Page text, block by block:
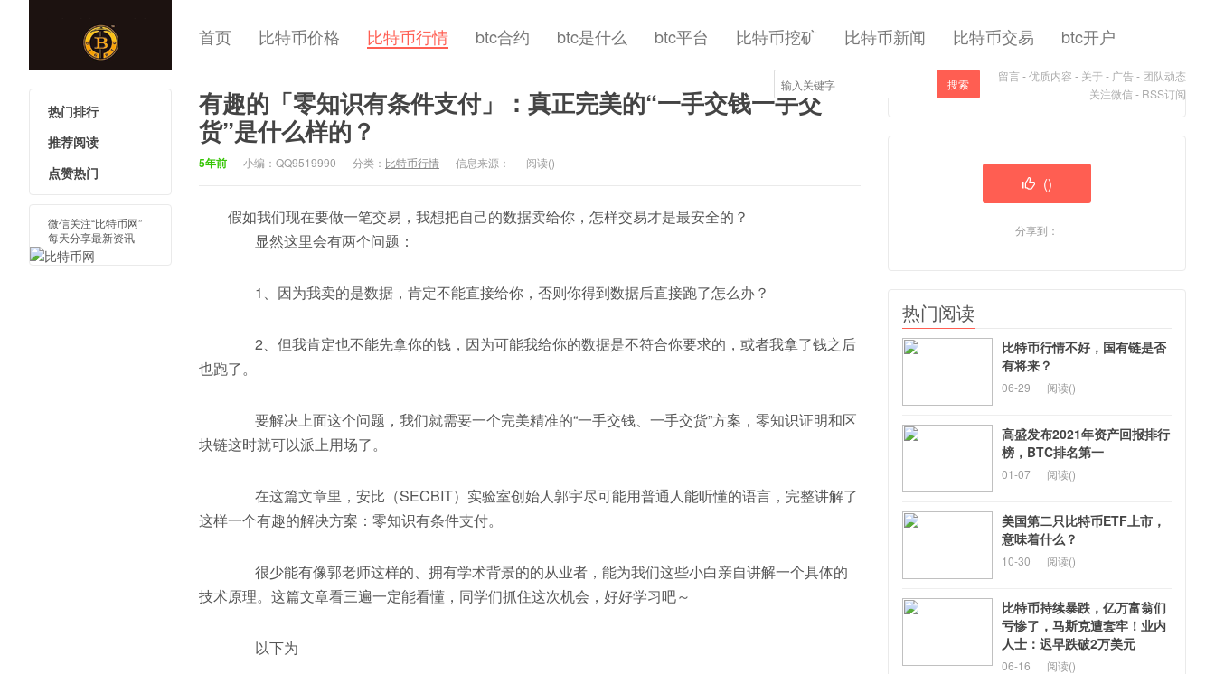
中国比特
首页 比特币价格 比特币行情 btc合约 btc是什么 btc平台 比特币挖矿 比特币新闻 比特币交易 btc开户
留言-优质内容 - 关于- 广告- 团队动态
关注微信- RSS订阅
搜索
有趣的「零知识有条件支付」：真正完美的“一手交钱一手交
货”是什么样的？
5年前 小编：QQ9519990 分类： 比特币行情 信息来源： 阅读()
假如我们现在要做一笔交易，我想把自己的数据卖给你，怎样交易才是最安全的？
显然这里会有两个问题：
1、因为我卖的是数据，肯定不能直接给你，否则你得到数据后直接跑了怎么办？
2、但我肯定也不能先拿你的钱，因为可能我给你的数据是不符合你要求的，或者我拿了钱之后
也跑了。
要解决上面这个问题，我们就需要一个完美精准的“一手交钱、一手交货”方案，零知识证明和区
块链这时就可以派上用场了。
在这篇文章里，安比（SECBIT）实验室创始人郭宇尽可能用普通人能听懂的语言，完整讲解了
这样一个有趣的解决方案：零知识有条件支付。
很少能有像郭老师这样的、拥有学术背景的的从业者，能为我们这些小白亲自讲解一个具体的
技术原理。这篇文章看三遍一定能看懂，同学们抓住这次机会，好好学习吧～
以下为
热门排行
推荐阅读
点赞热门
微信关注“比特币网”
每天分享最新资讯
()
分享到：
热门阅读
比特币行情不好，国有链是否
有将来？
06-29 阅读()
高盛发布2021年资产回报排行
榜，BTC排名第一
01-07 阅读()
美国第二只比特币ETF上市，
意味着什么？
10-30 阅读()
比特币持续暴跌，亿万富翁们
亏惨了，马斯克遭套牢！业内
人士：迟早跌破2万美元
06-16 阅读()